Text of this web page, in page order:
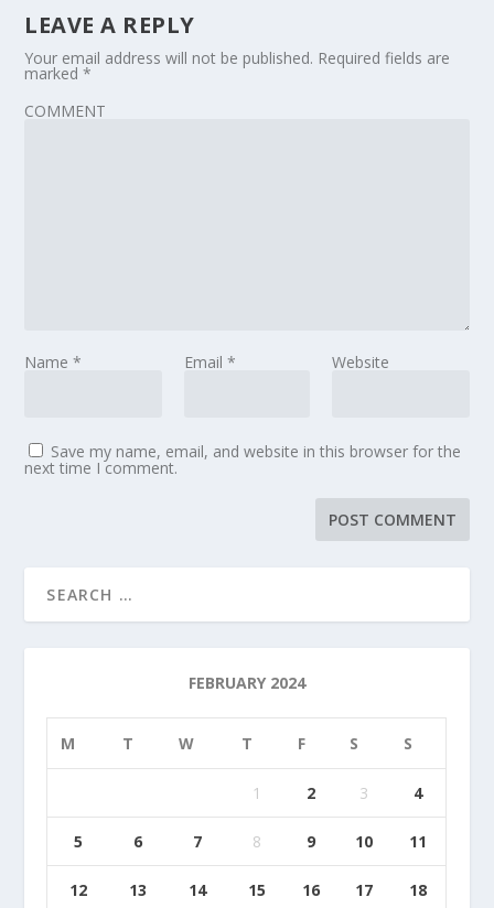
LEAVE A REPLY
Your email address will not be published. Required fields are
marked*
COMMENT
Name* Email * Website
Save my name, email, and website in this browser for the
next time I comment.
FEBRUARY 2024
M T W T F S S
1 2 3 4
5 6 7 8 9 10 11
12 13 14 15 16 17 18